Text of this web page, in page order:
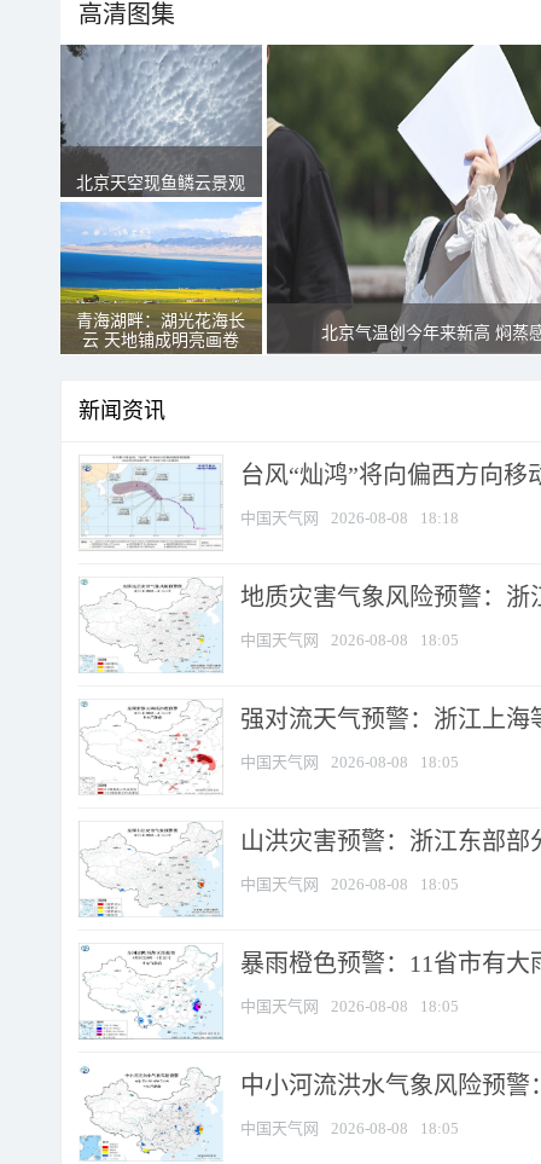
高清图集
北京天空现鱼鳞云景观
青海湖畔：湖光花海长
云 天地铺成明亮画卷
北京气温创今年来新高 焖蒸
新闻资讯
台风“灿鸿”将向偏西方向移
中国天气网 2026-08-08 18:18
地质灾害气象风险预警：
中国天气网 2026-08-08 18:05
强对流天气预警：浙江上海
中国天气网 2026-08-08 18:05
山洪灾害预警：浙江东部
中国天气网 2026-08-08 18:05
暴雨橙色预警：11省市有
中国天气网 2026-08-08 18:05
中小河流洪水气象风险预
中国天气网 2026-08-08 18:05